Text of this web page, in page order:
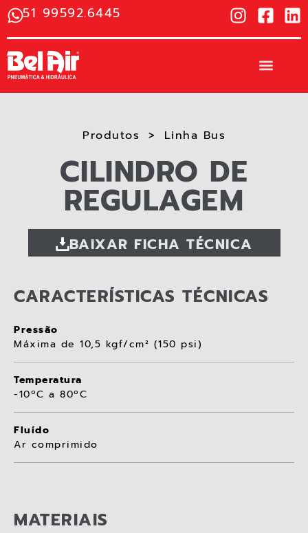
51 99592.6445
Produtos Linha Bus
CILINDRO DE
REGULAGEM
BAIXAR FICHA TÉCNICA
CARACTERÍSTICAS TÉCNICAS
Pressão
Máxima de 10,5 kgf/cm² (150 psi)
Temperatura
-10ºC a 80ºC
Fluído
Ar comprimido
MATERIAIS